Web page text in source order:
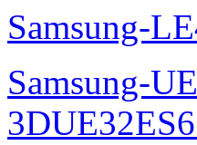
Samsung-
Samsung-